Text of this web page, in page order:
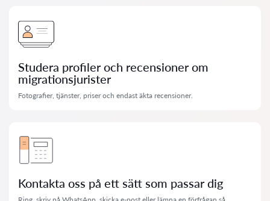
Studera profiler och recensioner om
migrationsjurister
Fotografier, tjänster, priser och endast äkta recensioner.
Kontakta oss på ett sätt som passar dig